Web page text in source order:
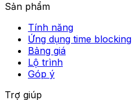
Sản phẩm
Tính năng
Ứng dụng time blocking
Bảng giá
Lộ trình
Góp ý
Trợ giúp